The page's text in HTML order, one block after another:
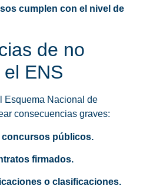
cumplen con el nivel de
de no
ENS
Esquema Nacional de
consecuencias graves:
concursos públicos.
firmados.
o clasificaciones.